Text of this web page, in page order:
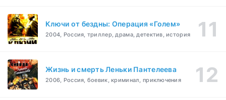
Ключи от бездны: Операция «Голем»
2004, Россия, триллер, драма, детектив, история
Жизнь и смерть Леньки Пантелеева
2006, Россия, боевик, криминал, приключения